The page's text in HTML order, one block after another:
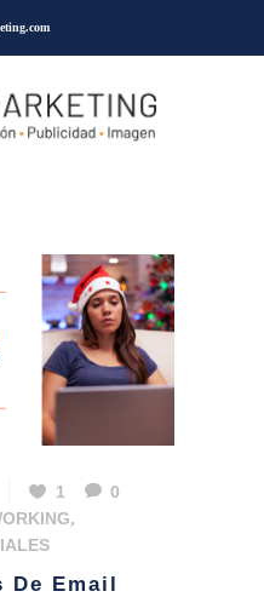
1
0
,
De Email